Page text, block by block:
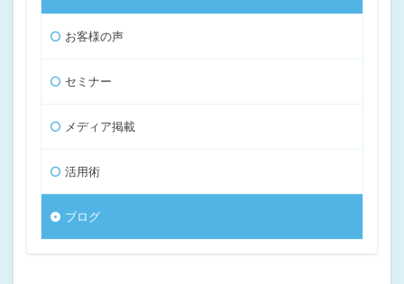
お客様の声
セミナー
メディア掲載
活用術
ブログ